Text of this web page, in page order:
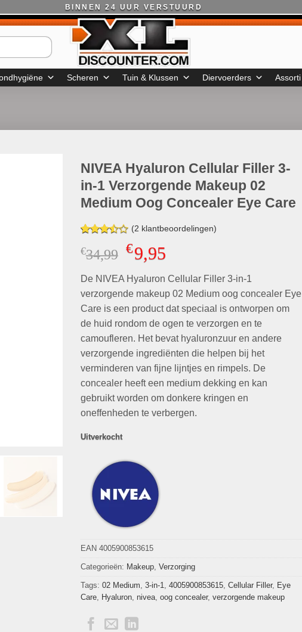
BINNEN 24 UUR VERSTUURD
Scheren Tuin & Klussen Diervoerders Assorti
NIVEA Hyaluron Cellular Filler 3-
in-1 Verzorgende Makeup 02
Medium Oog Concealer Eye Care
Gewaardeerd
3.50op
op klant
waarderingen
(2 klantbeoordelingen)
€34,99 Oorspronkelijke
prijs
was:
€34,99.
€9,95Huidige
is:
€9,95.
De NIVEA Hyaluron Cellular Filler 3-in-1
verzorgende makeup 02 Medium oog concealer Eye
Care is een product dat speciaal is ontworpen om
de huid rondom de ogen te verzorgen en te
camoufleren. Het bevat hyaluronzuur en andere
verzorgende ingrediënten die helpen bij het
verminderen van fijne lijntjes en rimpels. De
concealer heeft een medium dekking en kan
gebruikt worden om donkere kringen en
oneffenheden te verbergen.
Uitverkocht
EAN 4005900853615
Categorieën: Makeup, Verzorging
Tags: 02 Medium, 3-in-1, 4005900853615, Cellular Filler, Eye
Care, Hyaluron, nivea, oog concealer, verzorgende makeup